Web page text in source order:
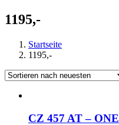
1195,-
Startseite
1195,-
CZ 457 AT – ONE